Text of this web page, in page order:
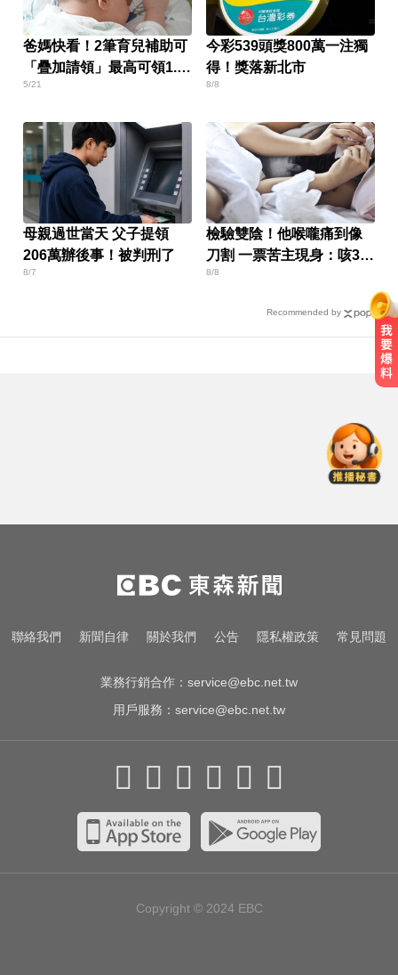
爸媽快看！2筆育兒補助可
「疊加請領」最高可領1.2
萬
5/21
今彩539頭獎800萬一注獨
得！獎落新北市
8/8
母親過世當天 父子提領
206萬辦後事！被判刑了
8/7
檢驗雙陰！他喉嚨痛到像
刀割 一票苦主現身：咳3周
還沒好
8/8
Recommended by
點聲明「駁小三傳聞」：你在講三
她砸錢演女主「60場吻戲狂伸舌」
男星硬撐拍完...慘下架
MLB／費爾柴德一度成自由球員 簽
聯絡我們 新聞自律 關於我們 公告 隱私權政策 常見問題
業務行銷合作： service@ebc.net.tw
用戶服務： service@ebc.net.tw
Copyright © 2024 EBC